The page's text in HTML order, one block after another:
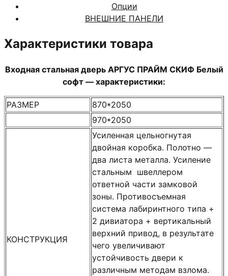
Опции
ВНЕШНИЕ ПАНЕЛИ
Характеристики товара
Входная стальная дверь АРГУС ПРАЙМ СКИФ Белый
софт — характеристики:
РАЗМЕР
870*2050
970*2050
КОНСТРУКЦИЯ
Усиленная цельногнутая
двойная коробка. Полотно —
два листа металла. Усиление
стальным швеллером
ответной части замковой
зоны. Противосъемная
система лабиринтного типа +
2 дивиатора + вертикальный
верхний привод, в результате
чего увеличивают
устойчивость двери к
различным методам взлома.